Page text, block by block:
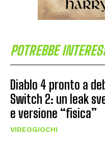
POTREBBE
Diablo 4 pronto a
Switch 2: un leak
e versione “fisica”
VIDEOGIOCHI